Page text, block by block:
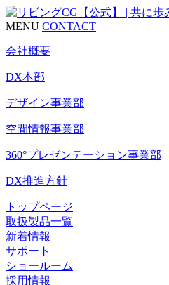
MENU CONTACT
会社概要
DX本部
デザイン事業部
空間情報事業部
360°プレゼンテーション事業部
DX推進方針
トップページ
取扱製品一覧
新着情報
サポート
ショールーム
採用情報